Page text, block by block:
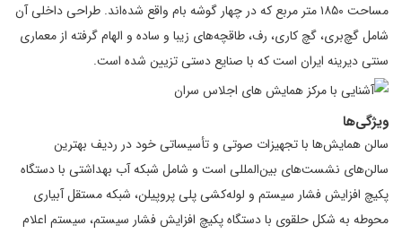
مساحت ۱۸۵۰ متر مربع که در چهار گوشه بام واقع شده‌اند. طراحی داخلی آن
شامل گچ‌بری، گچ کاری، رف، طاقچه‌های زیبا و ساده و الهام گرفته از معماری
سنتی دیرینه ایران است که با صنایع دستی تزیین شده است‌.
ویژگی‌ها
سالن همایش‌ها با تجهیزات صوتی و تأسیساتی خود در ردیف بهترین
سالن‌های نشست‌های بین‌المللی است و شامل شبکه آب بهداشتی با دستگاه
پکیچ افزایش فشار سیستم و لوله‌کشی پلی پروپیلن، شبکه مستقل آبیاری
محوطه به شکل حلقوی با دستگاه پکیچ افزایش فشار سیستم، سیستم اعلام